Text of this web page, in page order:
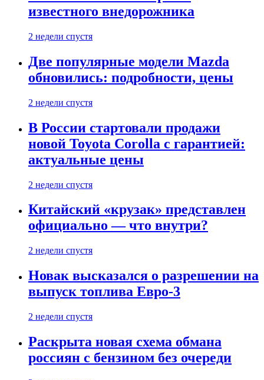
известного внедорожника
2 недели спустя
Две популярные модели Mazda
обновились: подробности, цены
2 недели спустя
В России стартовали продажи
новой Toyota Corolla с гарантией:
актуальные цены
2 недели спустя
Китайский «крузак» представлен
официально — что внутри?
2 недели спустя
Новак высказался о разрешении на
выпуск топлива Евро-3
2 недели спустя
Раскрыта новая схема обмана
россиян с бензином без очереди